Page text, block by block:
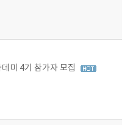
미 4기 참가자 모집